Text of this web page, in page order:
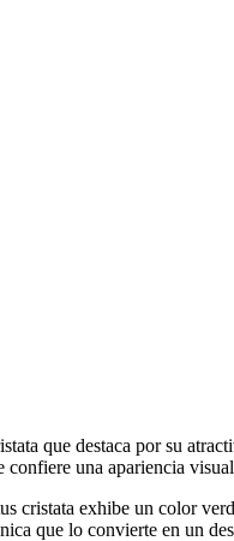
que destaca por su
una apariencia
cristata exhibe un color
que lo convierte en un